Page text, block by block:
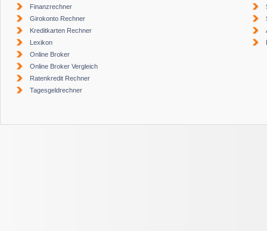
Finanzrechner
Girokonto Rechner
Kreditkarten Rechner
Lexikon
Online Broker
Online Broker Vergleich
Ratenkredit Rechner
Tagesgeldrechner